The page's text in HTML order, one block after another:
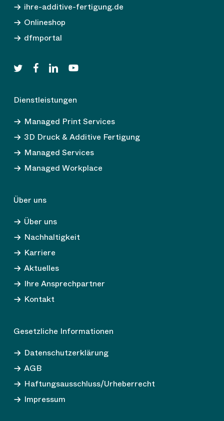
ihre-additive-fertigung.de
Onlineshop
dfmportal
twitterfacebooklinkedinyoutube
Dienstleistungen
Managed Print Services
3D Druck & Additive Fertigung
Managed Services
Managed Workplace
Über uns
Über uns
Nachhaltigkeit
Karriere
Aktuelles
Ihre Ansprechpartner
Kontakt
Gesetzliche Informationen
Datenschutzerklärung
AGB
Haftungsausschluss/Urheberrecht
Impressum